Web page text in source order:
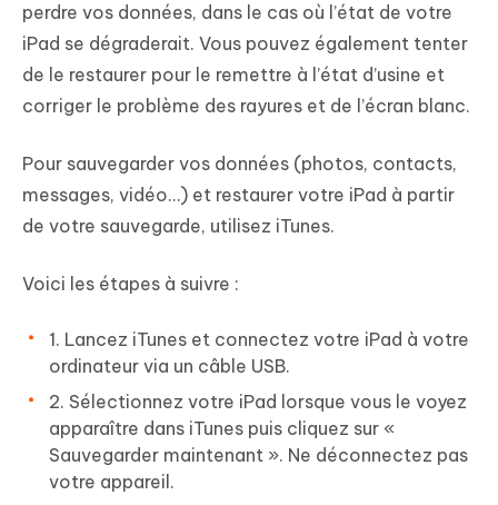
perdre vos données, dans le cas où l’état de votre
iPad se dégraderait. Vous pouvez également tenter
de le restaurer pour le remettre à l’état d’usine et
corriger le problème des rayures et de l’écran blanc.
Pour sauvegarder vos données (photos, contacts,
messages, vidéo…) et restaurer votre iPad à partir
de votre sauvegarde, utilisez iTunes.
Voici les étapes à suivre :
1. Lancez iTunes et connectez votre iPad à votre
ordinateur via un câble USB.
2. Sélectionnez votre iPad lorsque vous le voyez
apparaître dans iTunes puis cliquez sur «
Sauvegarder maintenant ». Ne déconnectez pas
votre appareil.